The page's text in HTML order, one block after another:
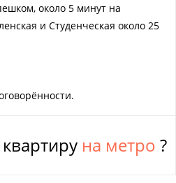
около 5 минут на
и Студенческая около 25
на метро ?